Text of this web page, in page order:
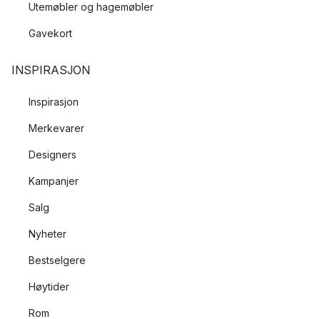
Utemøbler og hagemøbler
Gavekort
INSPIRASJON
Inspirasjon
Merkevarer
Designers
Kampanjer
Salg
Nyheter
Bestselgere
Høytider
Rom